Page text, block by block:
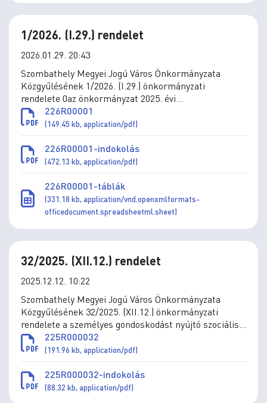
1/2026. (I.29.) rendelet
2026.01.29. 20:43
Szombathely Megyei Jogú Város Önkormányzata
Közgyűlésének 1/2026. (I.29.) önkormányzati
rendelete 0az önkormányzat 2025. évi
költségvetéséről szóló 4/2025. (II.28.) önkormányzati
rendelet módosításáról
226R00001
(149.45 kb, application/pdf)
226R00001-indokolás
(472.13 kb, application/pdf)
226R00001-táblák
(331.18 kb, application/vnd.openxmlformats-
officedocument.spreadsheetml.sheet)
32/2025. (XII.12.) rendelet
2025.12.12. 10:22
Szombathely Megyei Jogú Város Önkormányzata
Közgyűlésének 32/2025. (XII.12.) önkormányzati
rendelete a személyes gondoskodást nyújtó szociális
és gyermekjóléti ellátások térítési díjáról szóló
11/1993. (IV.1.) önkormányzati rendelet módosításáról
225R000032
(191.96 kb, application/pdf)
225R000032-indokolás
(88.32 kb, application/pdf)